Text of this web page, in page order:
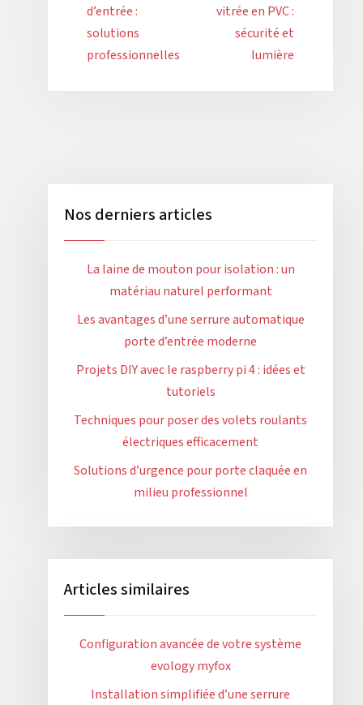
d’entrée :
solutions
professionnelles
vitrée en PVC :
sécurité et
lumière
Nos derniers articles
La laine de mouton pour isolation : un
matériau naturel performant
Les avantages d’une serrure automatique
porte d’entrée moderne
Projets DIY avec le raspberry pi 4 : idées et
tutoriels
Techniques pour poser des volets roulants
électriques efficacement
Solutions d’urgence pour porte claquée en
milieu professionnel
Articles similaires
Configuration avancée de votre système
evology myfox
Installation simplifiée d’une serrure